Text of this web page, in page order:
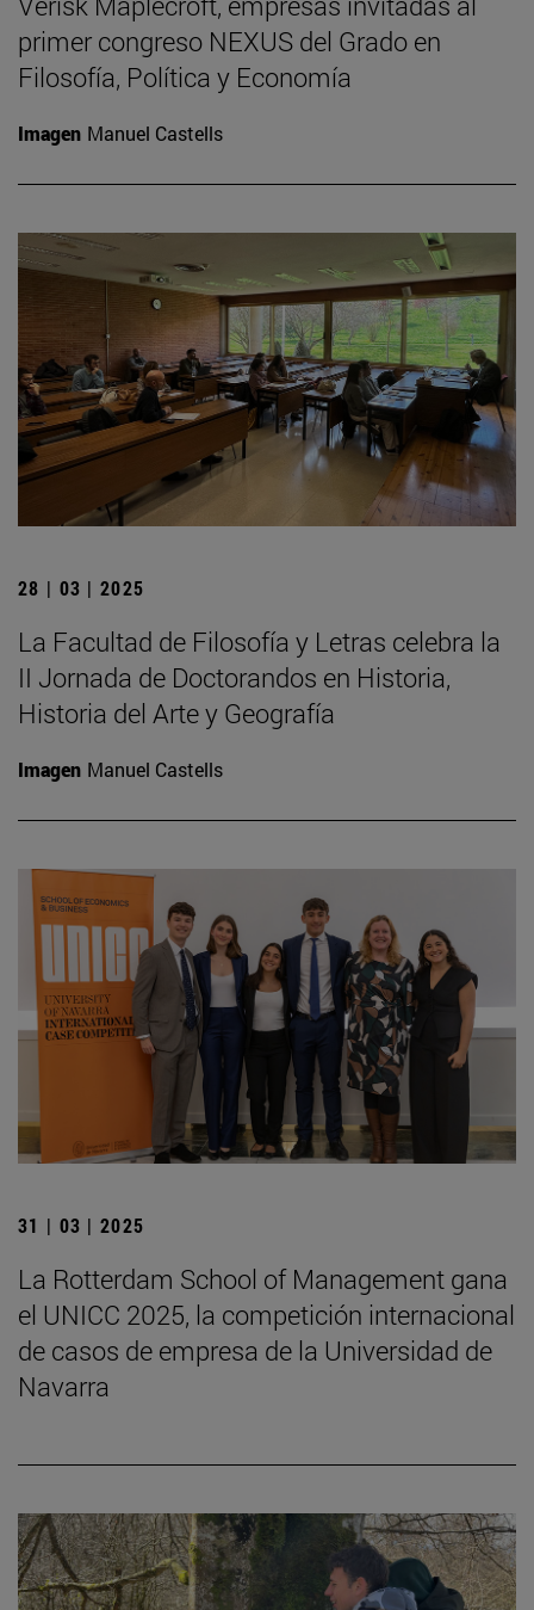
primer congreso NEXUS del Grado en
Filosofía, Política y Economía
Imagen Manuel Castells
28 | 03 | 2025
La Facultad de Filosofía y Letras celebra la
II Jornada de Doctorandos en Historia,
Historia del Arte y Geografía
Imagen Manuel Castells
31 | 03 | 2025
La Rotterdam School of Management gana
el UNICC 2025, la competición internacional
de casos de empresa de la Universidad de
Navarra